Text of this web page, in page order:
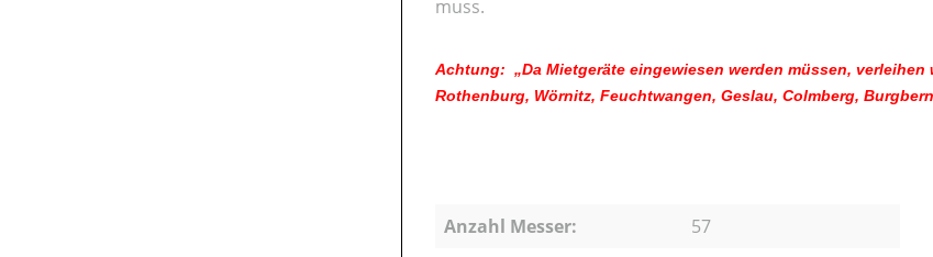
muss.
Achtung: „Da Mietgeräte eingewiesen werden müssen,
Rothenburg, Wörnitz, Feuchtwangen, Geslau, Colmberg,
Anzahl Messer:
57